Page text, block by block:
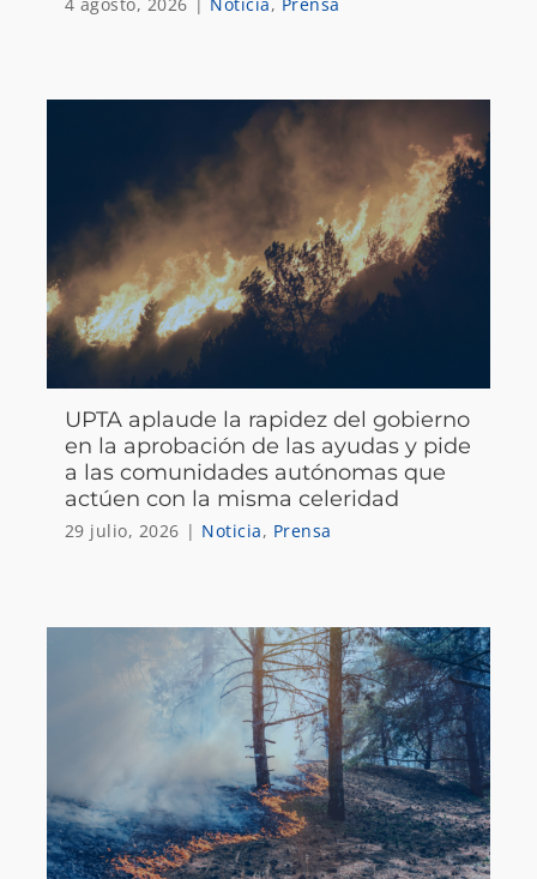
UPTA aplaude la rapidez del gobierno
en la aprobación de las ayudas y pide
a las comunidades autónomas que
actúen con la misma celeridad
29 julio, 2026 | Noticia, Prensa